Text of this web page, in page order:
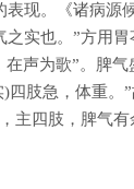
表现。《诸病源
之实也。”方用
在声为歌”。脾
四肢急，体重。
主四肢，脾气